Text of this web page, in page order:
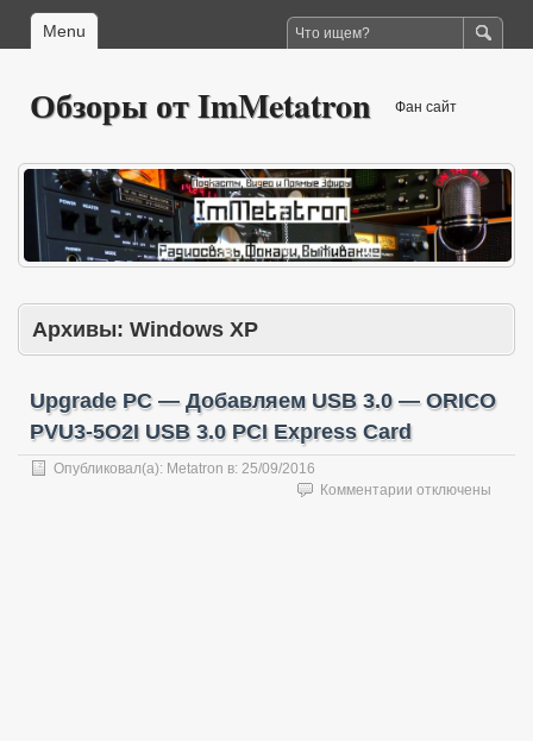
Menu
Обзоры от ImMetatron Фан сайт
Архивы: Windows XP
Upgrade PC — Добавляем USB 3.0 — ORICO
PVU3-5O2I USB 3.0 PCI Express Card
Опубликовал(а): Metatron в: 25/09/2016
Комментарии котключены